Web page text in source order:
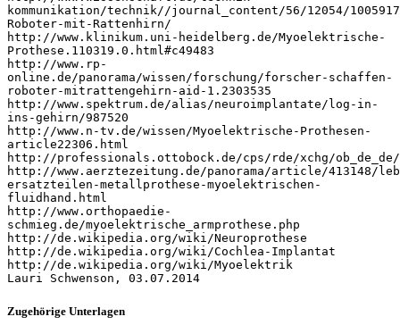
kommunikation/technik//journal_content/56/12054/
Roboter-mit-Rattenhirn/
http://www.klinikum.uni-heidelberg.de/Myoelektrische-
Prothese.110319.0.html#c49483
http://www.rp-
online.de/panorama/wissen/forschung/forscher-schaffen-
roboter-mitrattengehirn-aid-1.2303535
http://www.spektrum.de/alias/neuroimplantate/log-in-
ins-gehirn/987520
http://www.n-tv.de/wissen/Myoelektrische-Prothesen-
article22306.html
http://professionals.ottobock.de/cps/rde/xchg/
http://www.aerztezeitung.de/panorama/article/413148/
ersatzteilen-metallprothese-myoelektrischen-
fluidhand.html
http://www.orthopaedie-
schmieg.de/myoelektrische_armprothese.php
http://de.wikipedia.org/wiki/Neuroprothese
http://de.wikipedia.org/wiki/Cochlea-Implantat
http://de.wikipedia.org/wiki/Myoelektrik
Zugehörige Unterlagen